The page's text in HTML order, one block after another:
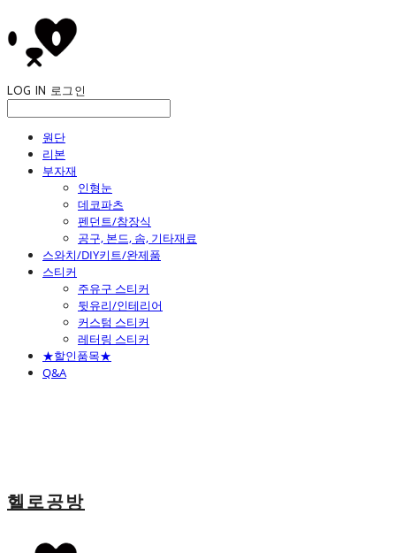
LOG IN 로그인
원단
리본
부자재
인형눈
데코파츠
펜던트/참장식
공구, 본드, 솜, 기타재료
스와치/DIY키트/완제품
스티커
주유구 스티커
뒷유리/인테리어
커스텀 스티커
레터링 스티커
★할인품목★
Q&A
헬로공방